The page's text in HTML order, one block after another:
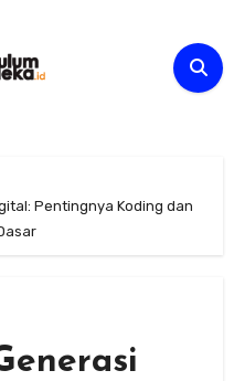
Pentingnya Koding dan